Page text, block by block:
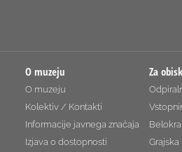
O muzeju
O muzeju
Kolektiv / Kontakti
Informacije javnega značaja
Izjava o dostopnosti
Za
Grajska